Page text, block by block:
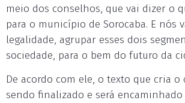
meio dos conselhos, que vai dizer o
para o município de Sorocaba. E nós
legalidade, agrupar esses dois
sociedade, para o bem do futuro da
De acordo com ele, o texto que cria o
sendo finalizado e será encaminhado